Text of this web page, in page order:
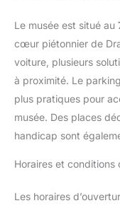
Le musée est situé au
cœur piétonnier de
voiture, plusieurs
à proximité. Le
plus pratiques pour
musée. Des places
handicap sont
Horaires et conditions
Les horaires